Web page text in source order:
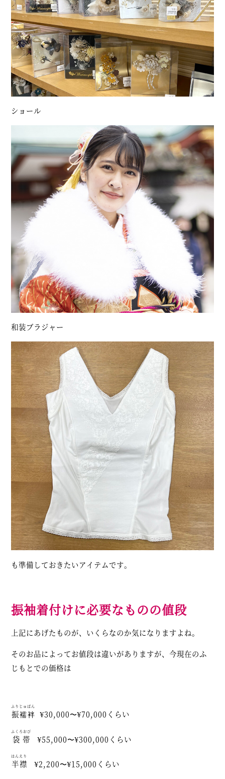
ショール
和装ブラジャー
も準備しておきたいアイテムです。
振袖着付けに必要なものの値段
上記にあげたものが、いくらなのか気になりますよね。
そのお品によってお値段は違いがありますが、今現在のふ
じもとでの価格は
振襦袢
ふりじゅばん
¥30,000〜¥70,000くらい
袋帯
ふくろおび
¥55,000〜¥300,000くらい
半襟
はんえり
¥2,200〜¥15,000くらい